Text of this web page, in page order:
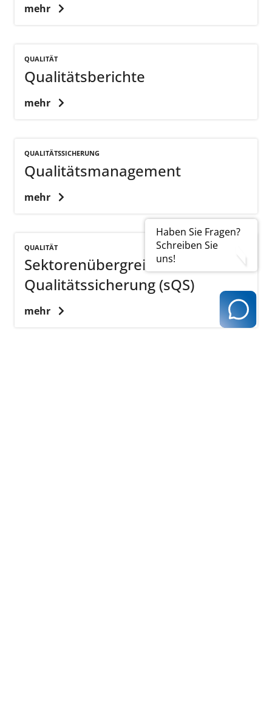
Haben Sie Fragen?
Schreiben Sie
uns!
mehr
QUALITÄT
Qualitätsberichte
mehr
QUALITÄTSSICHERUNG
Qualitätsmanagement
mehr
QUALITÄT
Sektorenübergreifende
Qualitätssicherung (sQS)
mehr